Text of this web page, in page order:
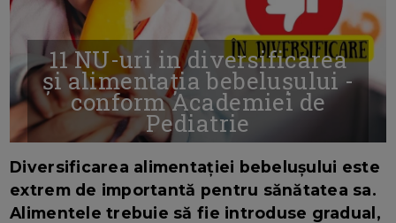
11 NU-uri in diversificarea
și alimentația bebelușului -
conform Academiei de
Pediatrie
Diversificarea alimentației bebelușului este
extrem de importantă pentru sănătatea sa.
Alimentele trebuie să fie introduse gradual,